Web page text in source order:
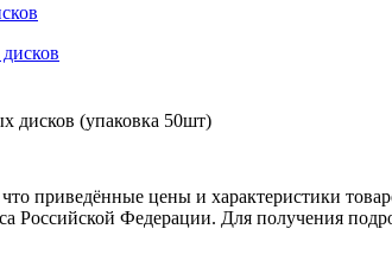
дисков (упаковка 50шт)
приведённые цены и характеристики
Российской Федерации. Для получения